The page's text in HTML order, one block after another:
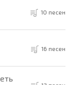
10 песен
16 песен